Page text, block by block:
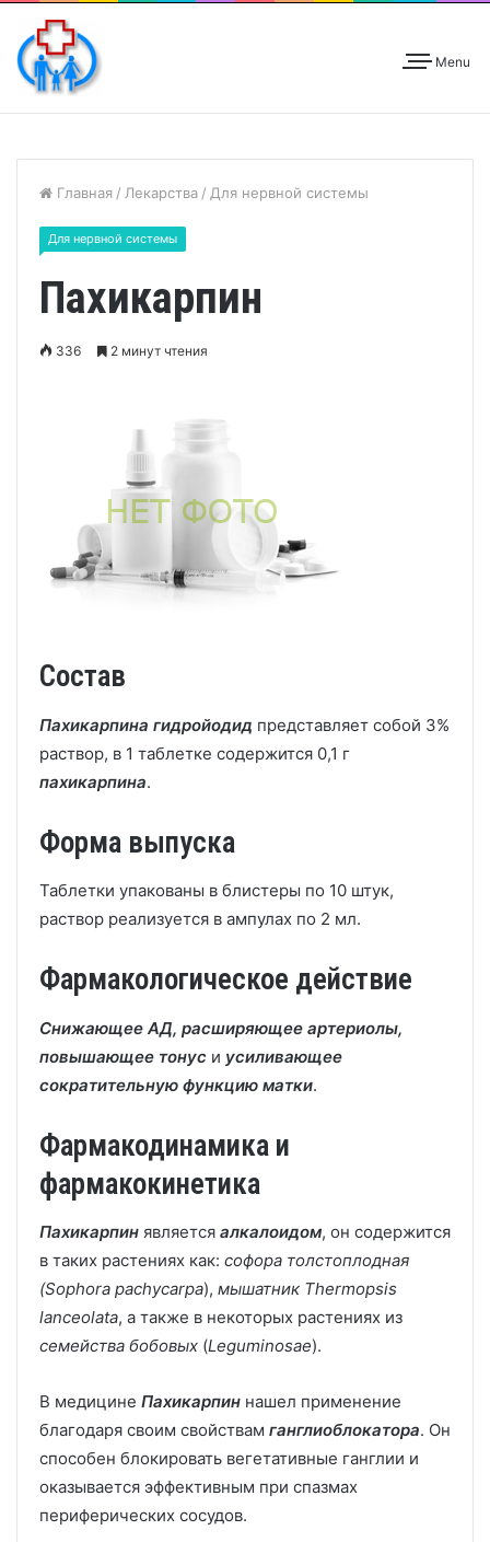
Menu
Главная / Лекарства / Для нервной системы
Для нервной системы
Пахикарпин
336 2 минут чтения
Состав
Пахикарпина гидройодид представляет собой 3%
раствор, в 1 таблетке содержится 0,1 г
пахикарпина.
Форма выпуска
Таблетки упакованы в блистеры по 10 штук,
раствор реализуется в ампулах по 2 мл.
Фармакологическое действие
Снижающее АД, расширяющее артериолы,
повышающее тонус и усиливающее
сократительную функцию матки.
Фармакодинамика и
фармакокинетика
Пахикарпин является алкалоидом, он содержится
в таких растениях как: софора толстоплодная
(Sophora pachycarpa), мышатник Thermopsis
lanceolata, а также в некоторых растениях из
семейства бобовых (Leguminosae).
В медицине Пахикарпин нашел применение
благодаря своим свойствам ганглиоблокатора. Он
способен блокировать вегетативные ганглии и
оказывается эффективным при спазмах
периферических сосудов.